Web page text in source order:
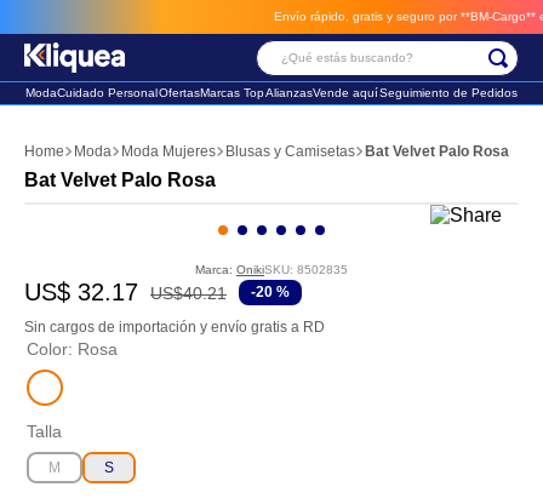
Envío rápido, gratis y seguro por **BM-Cargo**
¿Qué estás buscando?
ModaCuidado PersonalOfertasMarcas TopAlianzasVende aquíSeguimiento de Pedidos
Moda Moda Mujeres Blusas y Camisetas Bat Velvet Palo Rosa
Bat Velvet Palo Rosa
Marca: OnikiSKU: 8502835
US$ 32.17 US$40.21 -20 %
Sin cargos de importación y envío gratis a RD
Color: Rosa
Talla
M S